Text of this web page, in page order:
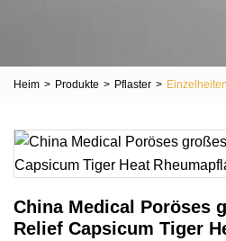
Heim > Produkte > Pflaster > Einzelheiten
China Medical Poröses
Relief Capsicum Tiger